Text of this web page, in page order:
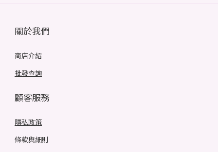
關於我們
商店介紹
批發查詢
顧客服務
隱私政策
條款與細則